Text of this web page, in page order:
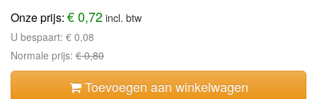
Onze prijs: € 0,72incl. btw
U bespaart: € 0,08
Normale prijs: € 0,80
Toevoegen aan winkelwagen